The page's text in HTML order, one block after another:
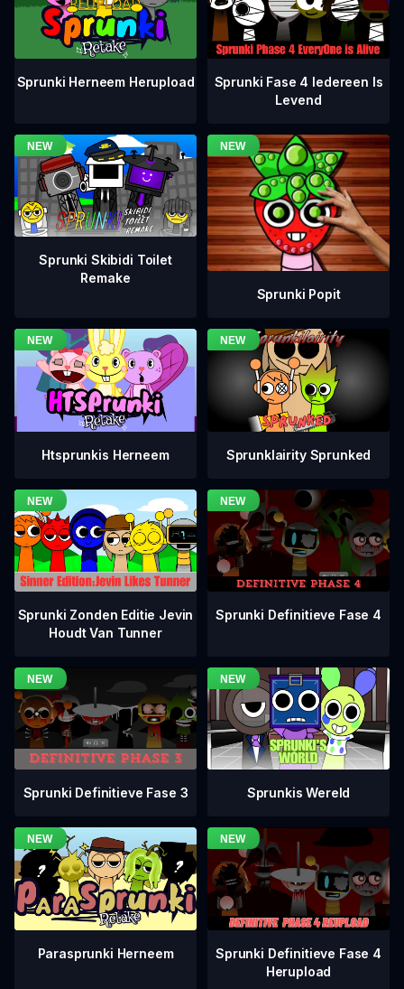
Sprunki Herneem Herupload
Sprunki Fase 4 Iedereen Is
Levend
Sprunki Skibidi Toilet
Remake
Sprunki Popit
Htsprunkis Herneem Sprunklairity Sprunked
Sprunki Zonden Editie Jevin
Houdt Van Tunner
Sprunki Definitieve Fase 4
Sprunki Definitieve Fase 3 Sprunkis Wereld
Parasprunki Herneem
Sprunki Definitieve Fase 4
Herupload